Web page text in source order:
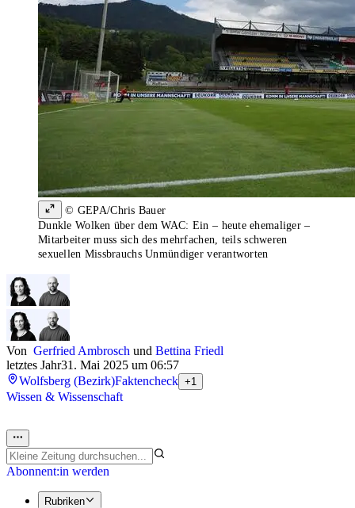
© GEPA/Chris Bauer
Dunkle Wolken über dem WAC: Ein – heute ehemaliger –
Mitarbeiter muss sich des mehrfachen, teils schweren
sexuellen Missbrauchs Unmündiger verantworten
Von Gerfried Ambrosch und Bettina Friedl
letztes Jahr31. Mai 2025 um 06:57
Wolfsberg (Bezirk)Faktencheck +1
Wissen & Wissenschaft
Abonnent:in werden
Rubriken